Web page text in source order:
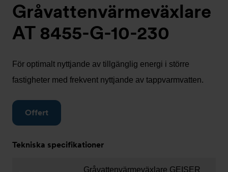
Gråvattenvärmeväxlare
AT 8455-G-10-230
För optimalt nyttjande av tillgänglig energi i större
fastigheter med frekvent nyttjande av tappvarmvatten.
Offert
Tekniska specifikationer
Gråvattenvärmeväxlare GEISER